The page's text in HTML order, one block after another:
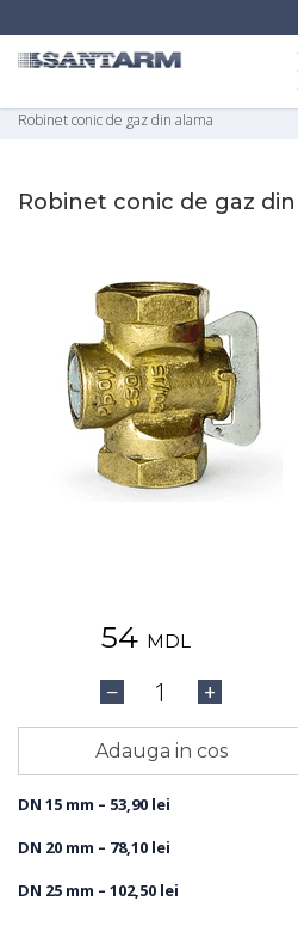
Accesorii și
Robinet conic de gaz din alama
Robinet conic de gaz
54 MDL
− 1 +
Adauga in cos
DN 15 mm – 53,90 lei
DN 20 mm – 78,10 lei
DN 25 mm – 102,50 lei